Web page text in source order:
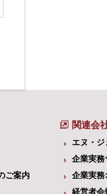
ご案内
関連会
エヌ・ジ
企業実務
企業実務
経営者会